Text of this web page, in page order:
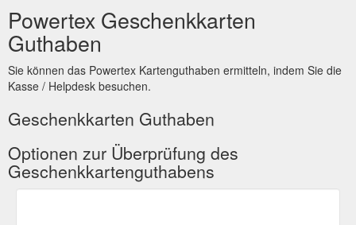
PTX Gift Card $100 - Powertex Australia
PTX Gift Card $100 $
100.00 Inc. GST. Powertex Art Supplies $100 Gift Voucher…
redeemable online at www.powertex.com.au. To. From.
Message. Delivery Date Clear. Add to cart. Categories:
Christmas, Gift Card. Description Reviews (0) Description.
Purchase a Powertex Gift Voucher for an Arty Friend or Family
member that can be redeemed for products online at
www.powertex.com.au… if they LOVE ...
https://powertex.com.au/product/powertex-gift-card-100/
Christmas Tree - Powertex Australia
PTX Gift Card $50 $ 50.00
Inc. GST Buy gift card; PTX Gift Card $100 $ 100.00 Inc. GST
Powertex Geschenkkarten
Guthaben
Sie können das Powertex Kartenguthaben ermitteln, indem Sie die
Kasse / Helpdesk besuchen.
Geschenkkarten Guthaben
Optionen zur Überprüfung des
Geschenkkartenguthabens